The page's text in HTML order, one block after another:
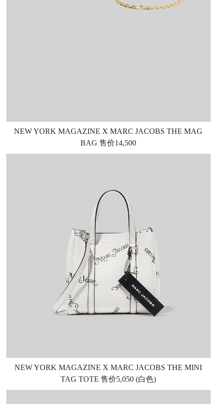
NEW YORK MAGAZINE X MARC JACOBS THE MAG
BAG 售价14,500
NEW YORK MAGAZINE X MARC JACOBS THE MINI
TAG TOTE 售价5,050 (白色)